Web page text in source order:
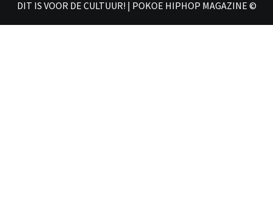
DIT IS VOOR DE CULTUUR! | POKOE HIPHOP MAGAZINE ©